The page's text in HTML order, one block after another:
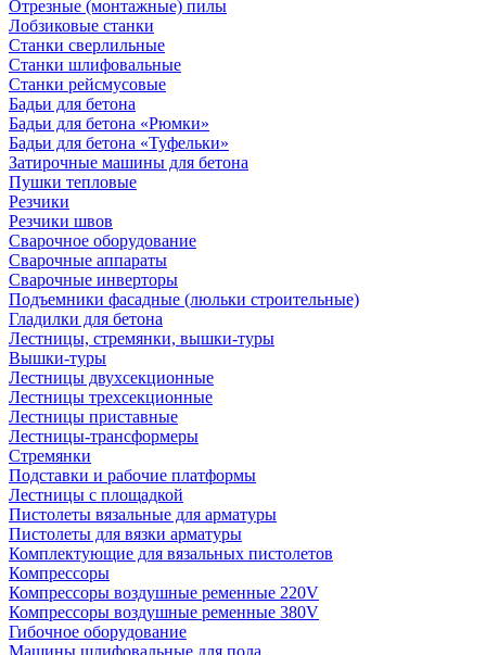
Отрезные (монтажные) пилы
Лобзиковые станки
Станки сверлильные
Станки шлифовальные
Станки рейсмусовые
Бадьи для бетона
Бадьи для бетона «Рюмки»
Бадьи для бетона «Туфельки»
Затирочные машины для бетона
Пушки тепловые
Резчики
Резчики швов
Сварочное оборудование
Сварочные аппараты
Сварочные инверторы
Подъемники фасадные (люльки строительные)
Гладилки для бетона
Лестницы, стремянки, вышки-туры
Вышки-туры
Лестницы двухсекционные
Лестницы трехсекционные
Лестницы приставные
Лестницы-трансформеры
Стремянки
Подставки и рабочие платформы
Лестницы с площадкой
Пистолеты вязальные для арматуры
Пистолеты для вязки арматуры
Комплектующие для вязальных пистолетов
Компрессоры
Компрессоры воздушные ременные 220V
Компрессоры воздушные ременные 380V
Гибочное оборудование
Машины шлифовальные для пола